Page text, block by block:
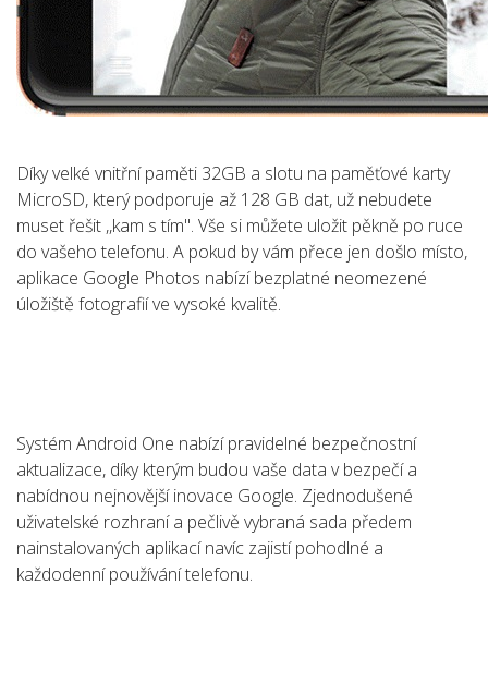
Díky velké vnitřní paměti 32GB a slotu na paměťové karty
MicroSD, který podporuje až 128 GB dat, už nebudete
muset řešit ,,kam s tím". Vše si můžete uložit pěkně po ruce
do vašeho telefonu. A pokud by vám přece jen došlo místo,
aplikace Google Photos nabízí bezplatné neomezené
úložiště fotografií ve vysoké kvalitě.
Systém Android One nabízí pravidelné bezpečnostní
aktualizace, díky kterým budou vaše data v bezpečí a
nabídnou nejnovější inovace Google. Zjednodušené
uživatelské rozhraní a pečlivě vybraná sada předem
nainstalovaných aplikací navíc zajistí pohodlné a
každodenní používání telefonu.